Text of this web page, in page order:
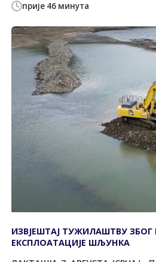
прије 46 минута
ИЗВЈЕШТАЈ ТУЖИЛАШТВУ ЗБОГ
ЕКСПЛОАТАЦИЈЕ ШЉУНКА